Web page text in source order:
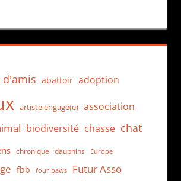
abattoir adoption
artiste engagé(e) association
biodiversité chasse chat
chronique dauphins Europe
fbb four paws Futur Asso